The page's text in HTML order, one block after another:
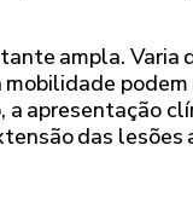
ampla.
apresentação
das